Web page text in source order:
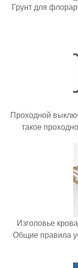
Грунт для
Проходной
такое
Изголовье
Общие правила